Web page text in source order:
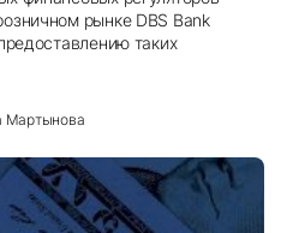
рынке DBS Bank
таких
Мартынова